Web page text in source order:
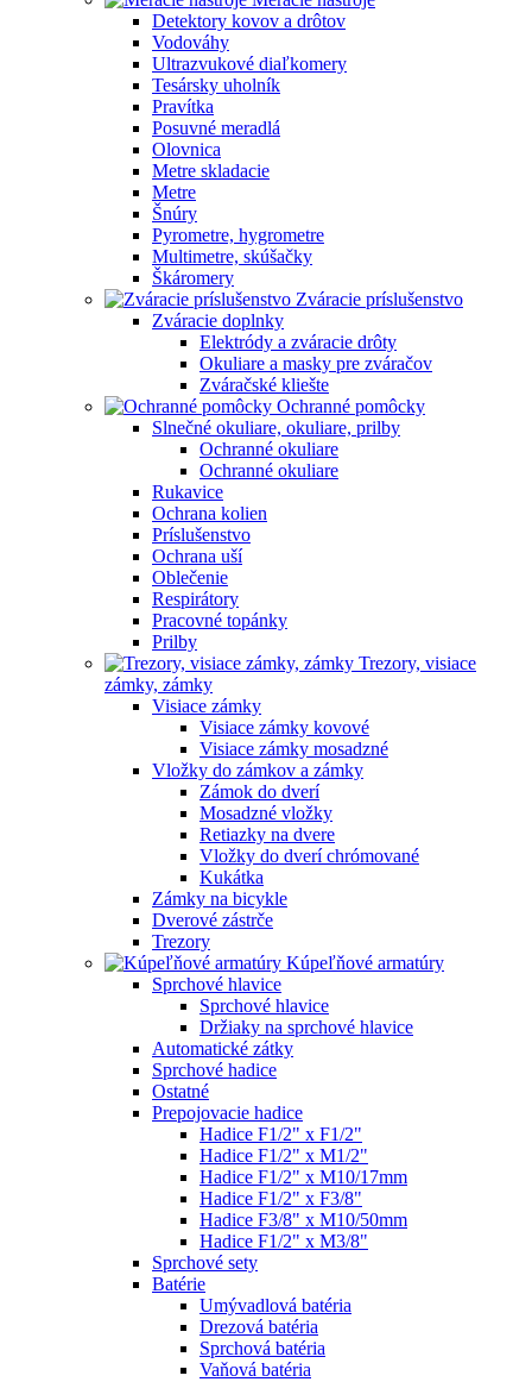
Detektory kovov a drôtov
Vodováhy
Ultrazvukové diaľkomery
Tesársky uholník
Pravítka
Posuvné meradlá
Olovnica
Metre skladacie
Metre
Šnúry
Pyrometre, hygrometre
Multimetre, skúšačky
Škáromery
Zváracie príslušenstvo
Zváracie doplnky
Elektródy a zváracie drôty
Okuliare a masky pre zváračov
Zváračské kliešte
Ochranné pomôcky
Slnečné okuliare, okuliare, prilby
Ochranné okuliare
Ochranné okuliare
Rukavice
Ochrana kolien
Príslušenstvo
Ochrana uší
Oblečenie
Respirátory
Pracovné topánky
Prilby
Trezory, visiace
zámky, zámky
Visiace zámky
Visiace zámky kovové
Visiace zámky mosadzné
Vložky do zámkov a zámky
Zámok do dverí
Mosadzné vložky
Retiazky na dvere
Vložky do dverí chrómované
Kukátka
Zámky na bicykle
Dverové zástrče
Trezory
Kúpeľňové armatúry
Sprchové hlavice
Sprchové hlavice
Držiaky na sprchové hlavice
Automatické zátky
Sprchové hadice
Ostatné
Prepojovacie hadice
Hadice F1/2" x F1/2"
Hadice F1/2" x M1/2"
Hadice F1/2" x M10/17mm
Hadice F1/2" x F3/8"
Hadice F3/8" x M10/50mm
Hadice F1/2" x M3/8"
Sprchové sety
Batérie
Umývadlová batéria
Drezová batéria
Sprchová batéria
Vaňová batéria